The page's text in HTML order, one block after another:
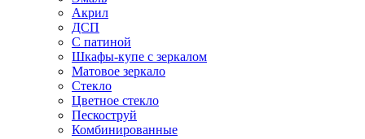
Акрил
ДСП
С патиной
Шкафы-купе с зеркалом
Матовое зеркало
Стекло
Цветное стекло
Пескоструй
Комбинированные